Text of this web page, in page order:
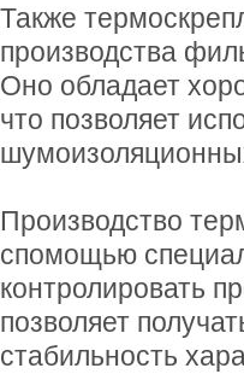
Также
производства
Оно обладает
что позволяет
Производство
спомощью
контролировать
позволяет
стабильность